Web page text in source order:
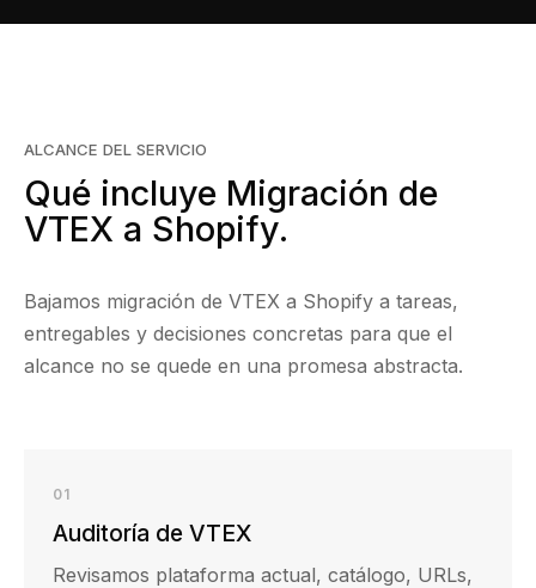
ALCANCE DEL SERVICIO
Qué incluye Migración de
VTEX a Shopify.
Bajamos migración de VTEX a Shopify a tareas,
entregables y decisiones concretas para que el
alcance no se quede en una promesa abstracta.
01
Auditoría de VTEX
Revisamos plataforma actual, catálogo, URLs,